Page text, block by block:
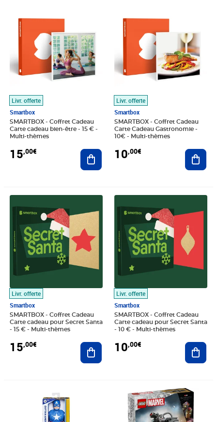
Livr. offerte
Smartbox
SMARTBOX - Coffret Cadeau
Carte cadeau bien-être - 15 € -
Multi-thèmes
15,00€ Ajouter au panier
Livr. offerte
Smartbox
SMARTBOX - Coffret Cadeau
Carte Cadeau Gastronomie -
10€ - Multi-thèmes
10,00€
Livr. offerte
Smartbox
SMARTBOX - Coffret Cadeau
Carte cadeau pour Secret Santa
- 15 € - Multi-thèmes
15,00€ Ajouter au panier
Livr. offerte
Smartbox
SMARTBOX - Coffret Cadeau
Carte cadeau pour Secret Santa
- 10 € - Multi-thèmes
10,00€
Prix 29,50€